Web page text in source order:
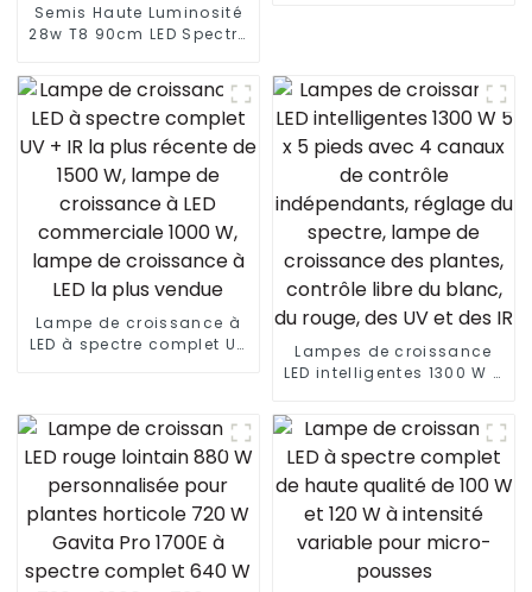
Semis Haute Luminosité
28w T8 90cm LED Spectre
Tube Intégré Lampe De
Croissance LED À Spectre
Complet
Lampe de croissance à
LED à spectre complet UV
commerciale 1000 W,
lampe de croissance à
LED la plus vendue
Lampes de croissance
LED intelligentes 1300 W 5
indépendants, réglage
du spectre, lampe de
croissance des plantes,
contrôle libre du blanc,
du rouge, des UV et des
IR